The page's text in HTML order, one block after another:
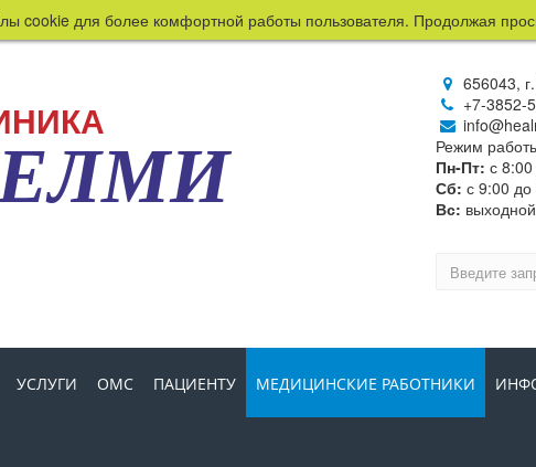
cookie для более комфортной работы пользователя. Продолжая
656043,
+7-3852-
Режим
Пн-Пт: с
Сб: с 9:00 до
Вс: выходной
УСЛУГИ ОМС ПАЦИЕНТУ МЕДИЦИНСКИЕ РАБОТНИКИ